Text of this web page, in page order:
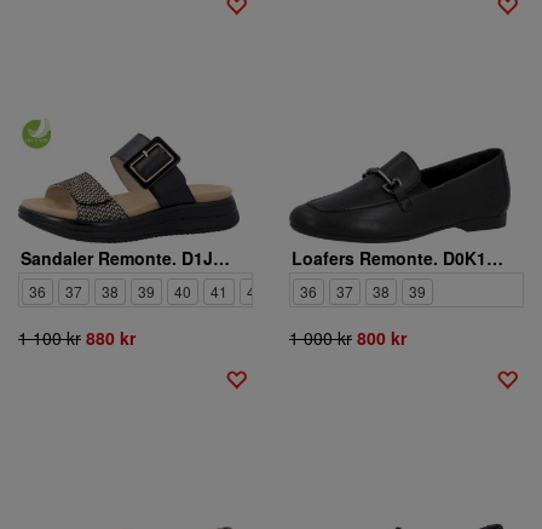
Sandaler Remonte. D1J61-03
36 37 38 39 40 41 42
1 100 kr 880 kr
Loafers Remonte. D0K13-00
36 37 38 39
1 000 kr 800 kr